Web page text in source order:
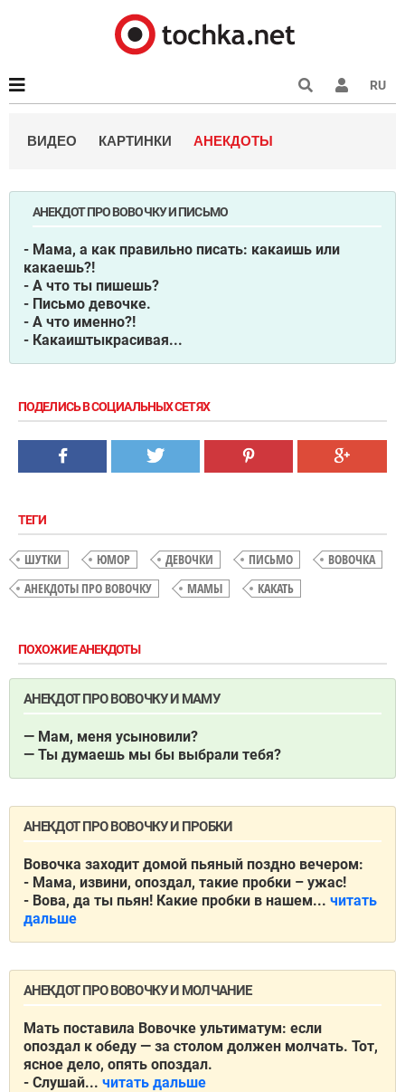
RU
ВИДЕО КАРТИНКИ АНЕКДОТЫ
АНЕКДОТ ПРО ВОВОЧКУ И ПИСЬМО
- Мама, а как правильно писать: какаишь или
какаешь?!
- А что ты пишешь?
- Письмо девочке.
- А что именно?!
- Какаиштыкрасивая...
ПОДЕЛИСЬ В СОЦИАЛЬНЫХ СЕТЯХ
ТЕГИ
ШУТКИ ЮМОР ДЕВОЧКИ ПИСЬМО
ВОВОЧКА
АНЕКДОТЫ ПРО ВОВОЧКУ
МАМЫ КАКАТЬ
ПОХОЖИЕ АНЕКДОТЫ
АНЕКДОТ ПРО ВОВОЧКУ И МАМУ
— Мам, меня усыновили?
— Ты думаешь мы бы выбрали тебя?
АНЕКДОТ ПРО ВОВОЧКУ И ПРОБКИ
Вовочка заходит домой пьяный поздно вечером:
- Мама, извини, опоздал, такие пробки – ужас!
- Вова, да ты пьян! Какие пробки в нашем... читать
дальше
АНЕКДОТ ПРО ВОВОЧКУ И МОЛЧАНИЕ
Мать поставила Вовочке ультиматум: если
опоздал к обеду — за столом должен молчать. Тот,
ясное дело, опять опоздал.
- Слушай... читать дальше